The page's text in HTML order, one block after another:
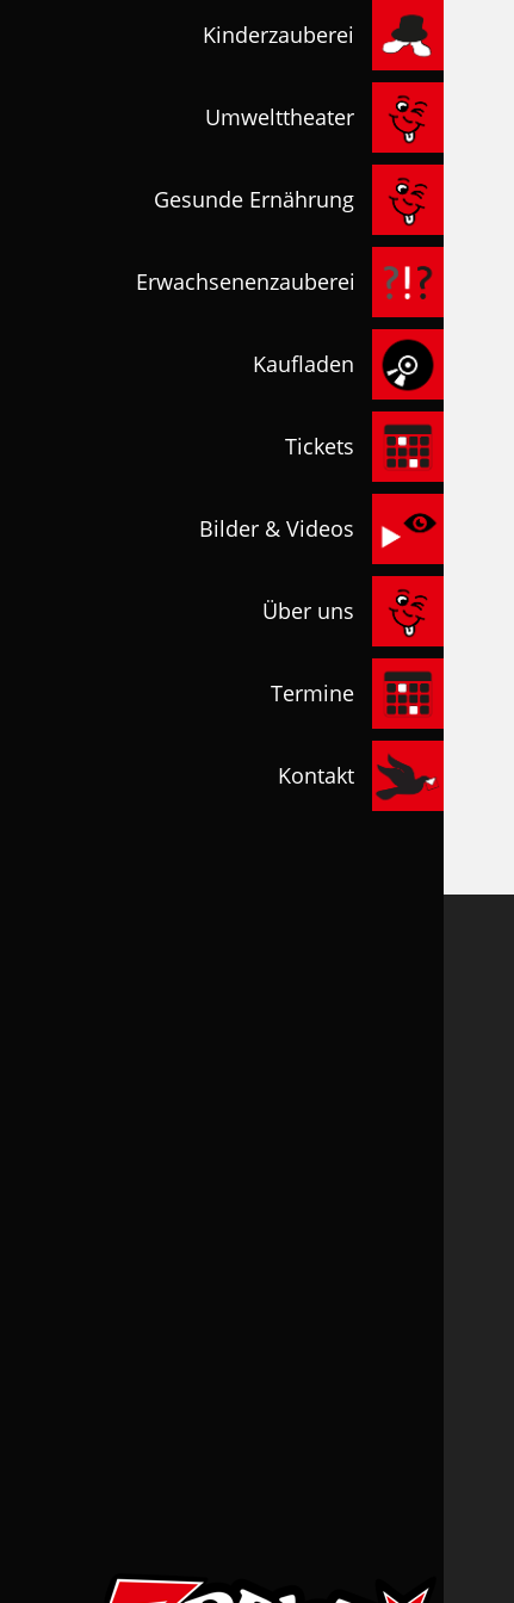
Kinderzauberei
Umwelttheater
Gesunde Ernährung
Erwachsenenzauberei
Kaufladen
Tickets
Bilder & Videos
Über uns
Termine
Kontakt